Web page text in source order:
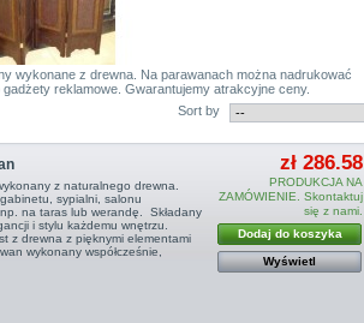
wykonane z drewna. Na parawanach można nadrukować
reklamowe. Gwarantujemy atrakcyjne ceny.
Sort by
z naturalnego drewna.
sypialni, salonu
na taras lub werandę. Składany
i stylu każdemu wnętrzu.
z drewna z pięknymi elementami
wykonany współcześnie,
zł 286.58
PRODUKCJA NA
ZAMÓWIENIE. Skontaktuj
się z nami.
Dodaj do koszyka
Wyświetl